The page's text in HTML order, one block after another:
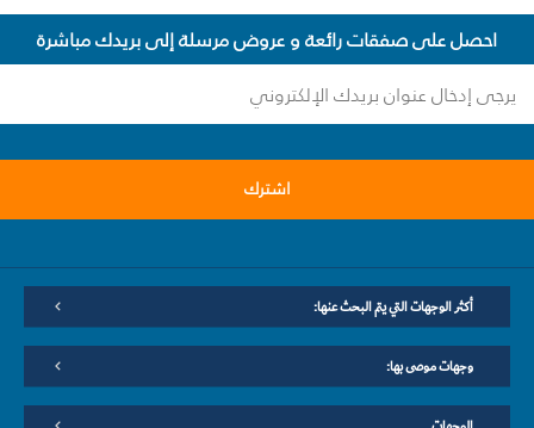
احصل على صفقات رائعة و عروض مرسلة إلى بريدك مباشرة
اشترك
أكثر الوجهات التي يتم البحث عنها:
وجهات موصى بها: